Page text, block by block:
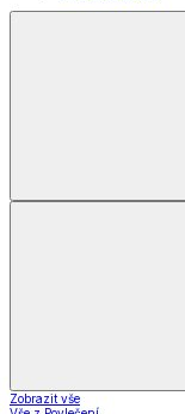
Zobrazit vše